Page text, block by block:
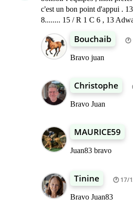
c'est un bon point d'appui .
8........ 15 / R 1 C 6 , 13
Bouchaib
Bravo juan
Christophe
Bravo Juan
MAURICE59
Juan83 bravo
Tinine 17/
Bravo Juan83